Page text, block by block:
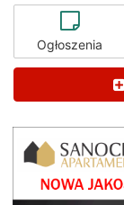
Ogłoszenia